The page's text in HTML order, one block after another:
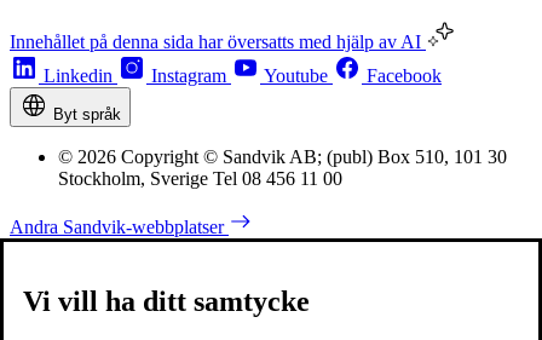
Innehållet på denna sida har översatts med hjälp av AI
Linkedin
Instagram Youtube Facebook
Byt språk
© 2026 Copyright © Sandvik AB; (publ) Box 510, 101 30
Stockholm, Sverige Tel 08 456 11 00
Andra Sandvik-webbplatser
Vi vill ha ditt samtycke